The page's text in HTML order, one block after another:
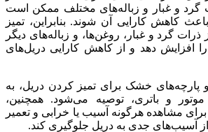
گرد و غبار و زباله‌های مختلف ممکن است
کاهش کارایی آن شوند. بنابراین، تمیز
گرد و غبار، روغن‌ها، و زباله‌های دیگر
افزایش دهد و از کاهش کارایی دریل‌های
پارچه‌های خشک برای تمیز کردن دریل، به
و باتری، توصیه می‌شود. همچنین،
مشاهده هرگونه آسیب یا خرابی و تعمیر
از آسیب‌های جدی به دریل جلوگیری کند.